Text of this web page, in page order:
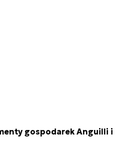
gospodarek Anguilli i